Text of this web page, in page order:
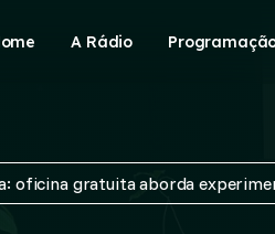
A Rádio
oficina gratuita aborda